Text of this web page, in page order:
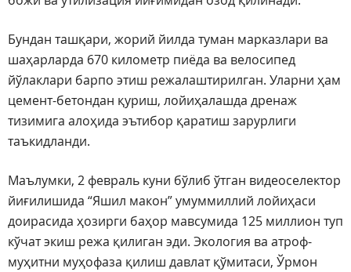
Бундан ташқари, жорий йилда туман марказлари ва
шаҳарларда 670 километр пиёда ва велосипед
йўлаклари барпо этиш режалаштирилган. Уларни ҳам
цемент-бетондан қуриш, лойиҳалашда дренаж
тизимига алоҳида эътибор қаратиш зарурлиги
таъкидланди.
Маълумки, 2 февраль куни бўлиб ўтган видеоселектор
йиғилишида “Яшил макон” умуммиллий лойиҳаси
доирасида ҳозирги баҳор мавсумида 125 миллион туп
кўчат экиш режа қилиган эди. Экология ва атроф-
муҳитни муҳофаза қилиш давлат қўмитаси, Ўрмон